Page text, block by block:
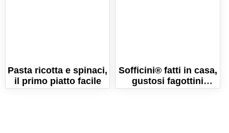
Pasta ricotta e spinaci,
il primo piatto facile
Sofficini® fatti in casa,
gustosi fagottini
ripieni al formaggio